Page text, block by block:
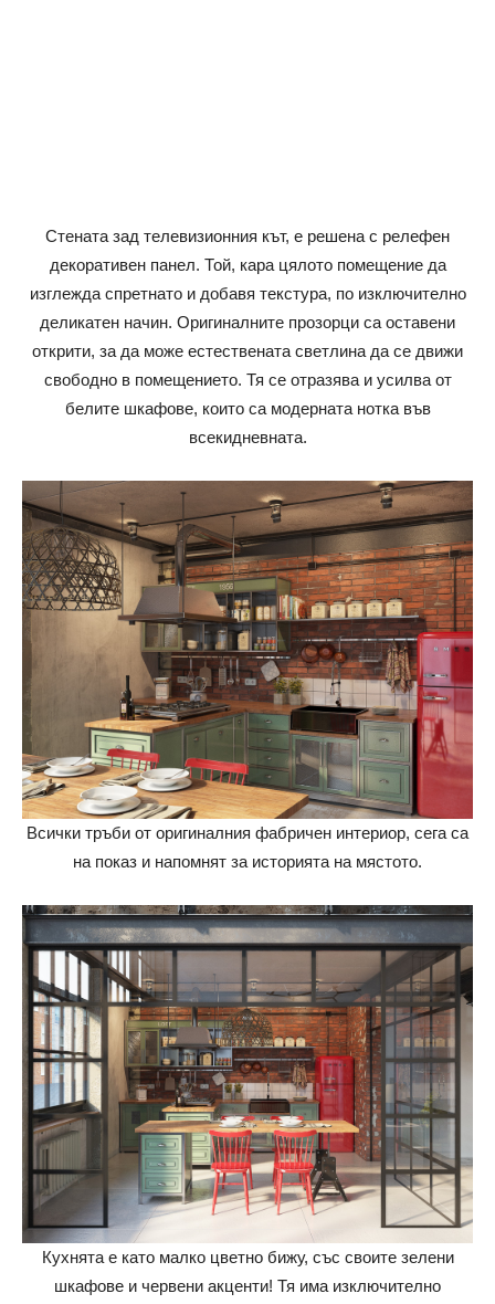
Стената зад телевизионния кът, е решена с релефен
декоративен панел. Той, кара цялото помещение да
изглежда спретнато и добавя текстура, по изключително
деликатен начин. Оригиналните прозорци са оставени
открити, за да може естествената светлина да се движи
свободно в помещението. Тя се отразява и усилва от
белите шкафове, които са модерната нотка във
всекидневната.
Всички тръби от оригиналния фабричен интериор, сега са
на показ и напомнят за историята на мястото.
Кухнята е като малко цветно бижу, със своите зелени
шкафове и червени акценти! Тя има изключително